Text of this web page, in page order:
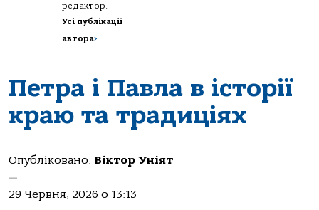
редактор.
Усі публікації
автора>
Петра і Павла в історії
краю та традиціях
Опубліковано: Віктор Уніят
—
29 Червня, 2026 о 13:13